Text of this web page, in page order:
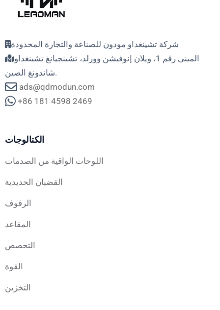
شركة تشينغداو مودون للصناعة والتجارة المحدودة
المبنى رقم 1، ويلان إنوفيشن وورلد، تشينجيانغ تشينغداو
شاندونغ الصين.
ads@qdmodun.com
+86 181 4598 2469
الكتالوجات
اللوحات الواقية من الصدمات
القضبان الحديدية
الرفوف
المقاعد
التخصص
القوة
التخزين